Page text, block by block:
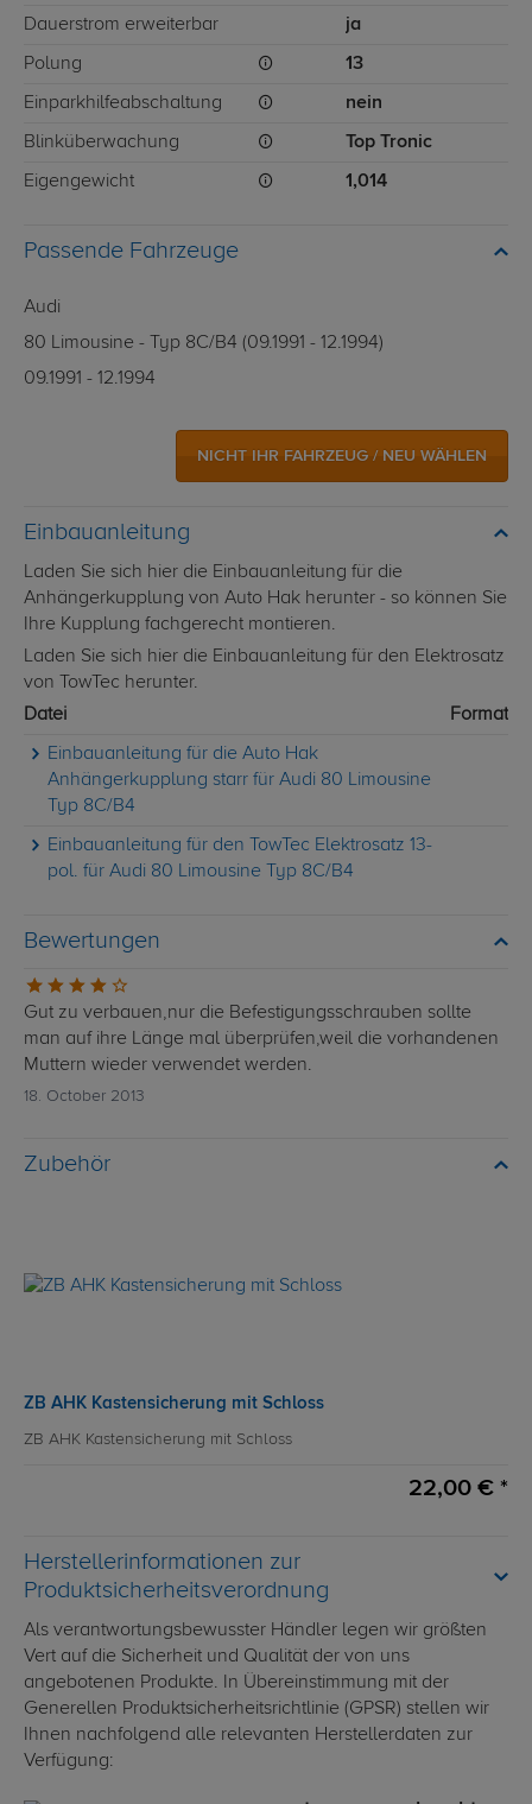
Dauerstrom erweiterbar ja
Polung 13
Einparkhilfeabschaltung nein
Blinküberwachung Top Tronic
Eigengewicht 1,014
Passende Fahrzeuge
Audi
80 Limousine - Typ 8C/B4 (09.1991 - 12.1994)
09.1991 - 12.1994
NICHT IHR FAHRZEUG / NEU WÄHLEN
Einbauanleitung
Laden Sie sich hier die Einbauanleitung für die
Anhängerkupplung von Auto Hak herunter - so können Sie
Ihre Kupplung fachgerecht montieren.
Laden Sie sich hier die Einbauanleitung für den Elektrosatz
von TowTec herunter.
Datei
Format
Einbauanleitung für die Auto Hak
Anhängerkupplung starr für Audi 80 Limousine
Typ 8C/B4
Einbauanleitung für den TowTec Elektrosatz 13-
pol. für Audi 80 Limousine Typ 8C/B4
Bewertungen
Gut zu verbauen,nur die Befestigungsschrauben sollte
man auf ihre Länge mal überprüfen,weil die vorhandenen
Muttern wieder verwendet werden.
18. October 2013
Zubehör
ZB AHK Kastensicherung mit Schloss
ZB AHK Kastensicherung mit Schloss
22,00 € *
Herstellerinformationen zur
Produktsicherheitsverordnung
Als verantwortungsbewusster Händler legen wir größten
Vert auf die Sicherheit und Qualität der von uns
angebotenen Produkte. In Übereinstimmung mit der
Generellen Produktsicherheitsrichtlinie (GPSR) stellen wir
Ihnen nachfolgend alle relevanten Herstellerdaten zur
Verfügung: